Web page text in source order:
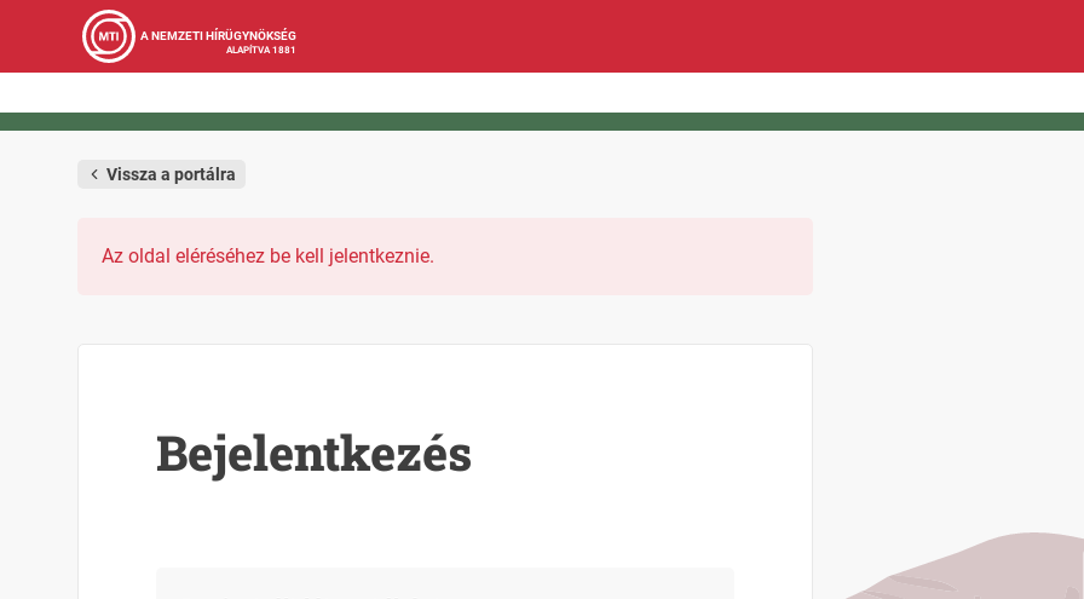
A NEMZETI HÍRÜGYNÖKSÉG
ALAPÍTVA 1881
Vissza a portálra
Az oldal eléréséhez be kell jelentkeznie.
Bejelentkezés